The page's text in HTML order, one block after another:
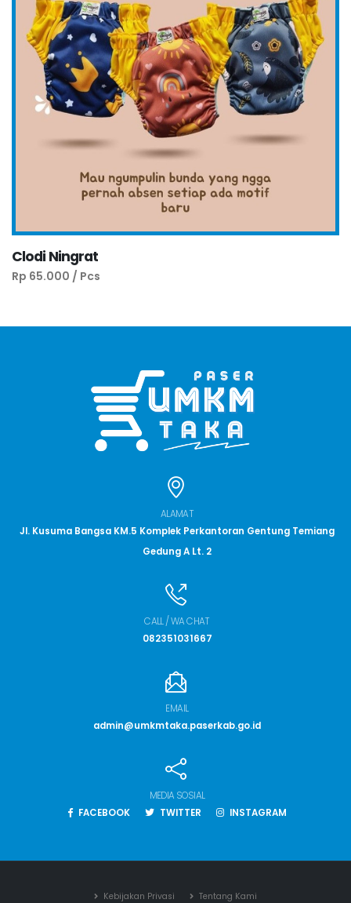
Clodi Ningrat
Rp 65.000 / Pcs
ALAMAT
Jl. Kusuma Bangsa KM.5 Komplek Perkantoran Gentung Temiang
Gedung A Lt. 2
CALL / WA CHAT
082351031667
EMAIL
admin@umkmtaka.paserkab.go.id
MEDIA SOSIAL
FACEBOOK
TWITTER INSTAGRAM
Kebijakan Privasi Tentang Kami